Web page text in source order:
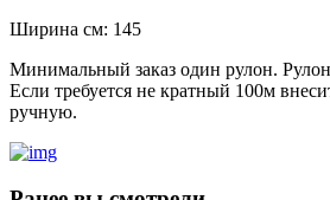
Ширина см: 145
Минимальный заказ один рулон.
Если требуется не кратный 100м
ручную.